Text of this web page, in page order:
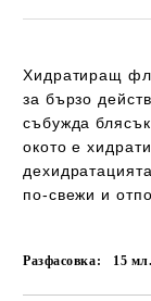
Хидратиращ
за бързо
събужда
окото е
по-свежи и
Разфасовка: 15 мл.